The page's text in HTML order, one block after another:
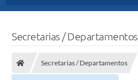
Secretarias / Departamentos
Secretarias / Departamentos